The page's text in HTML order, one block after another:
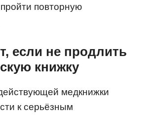
повторную
если не продлить
книжку
медкнижки
к серьёзным